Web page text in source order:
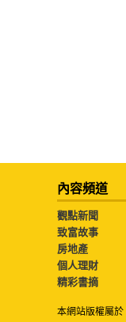
內容頻道
觀點新聞
致富故事
房地產
個人理財
精彩書摘
本網站版權屬